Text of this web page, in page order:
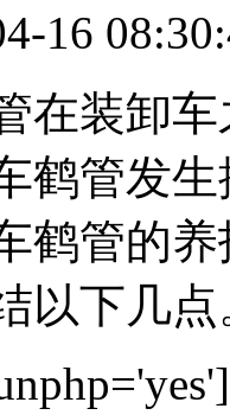
16
在装卸
鹤管发
鹤管的
以下几点